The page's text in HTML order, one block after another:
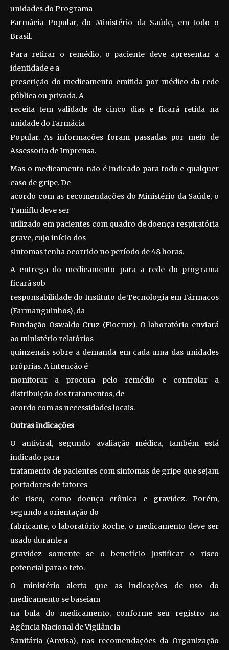
unidades do Programa
Farmácia Popular, do Ministério da Saúde, em todo o
Brasil.
Para retirar o remédio, o paciente deve apresentar a
identidade e a
prescrição do medicamento emitida por médico da rede
pública ou privada. A
receita tem validade de cinco dias e ficará retida na
unidade do Farmácia
Popular. As informações foram passadas por meio de
Assessoria de Imprensa.
Mas o medicamento não é indicado para todo e qualquer
caso de gripe. De
acordo com as recomendações do Ministério da Saúde, o
Tamiflu deve ser
utilizado em pacientes com quadro de doença respiratória
grave, cujo início dos
sintomas tenha ocorrido no período de 48 horas.
A entrega do medicamento para a rede do programa
ficará sob
responsabilidade do Instituto de Tecnologia em Fármacos
(Farmanguinhos), da
Fundação Oswaldo Cruz (Fiocruz). O laboratório enviará
ao ministério relatórios
quinzenais sobre a demanda em cada uma das unidades
próprias. A intenção é
monitorar a procura pelo remédio e controlar a
distribuição dos tratamentos, de
acordo com as necessidades locais.
Outras indicações
O antiviral, segundo avaliação médica, também está
indicado para
tratamento de pacientes com sintomas de gripe que sejam
portadores de fatores
de risco, como doença crônica e gravidez. Porém,
segundo a orientação do
fabricante, o laboratório Roche, o medicamento deve ser
usado durante a
gravidez somente se o benefício justificar o risco
potencial para o feto.
O ministério alerta que as indicações de uso do
medicamento se baseiam
na bula do medicamento, conforme seu registro na
Agência Nacional de Vigilância
Sanitária (Anvisa), nas recomendações da Organização